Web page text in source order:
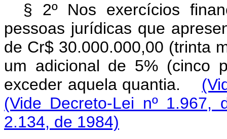
§ 2º Nos exercícios
pessoas jurídicas que
de Cr$ 30.000.000,00 (trinta
um adicional de 5% (cinco
exceder aquela quantia.
(Vide Decreto-Lei nº 1.967,
2.134, de 1984)